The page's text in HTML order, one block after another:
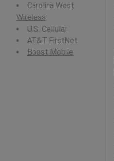
Carolina West
Wireless
U.S. Cellular
AT&T FirstNet
Boost Mobile